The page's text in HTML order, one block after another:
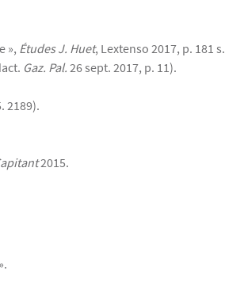
», Études J. Huet, Lextenso 2017, p. 181 s.
Gaz. Pal. 26 sept. 2017, p. 11).
2189).
2015.